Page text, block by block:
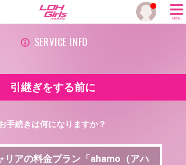
MENU
SERVICE INFO
引継ぎをする前に
手続きは何になりますか？
リアの料金プラン「ahamo（アハ